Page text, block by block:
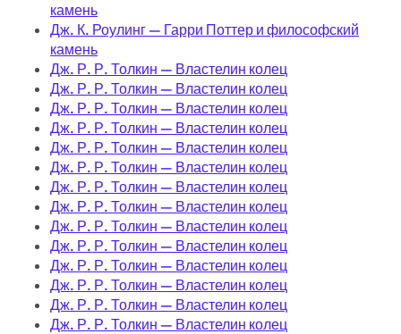
камень
Дж. К. Роулинг — Гарри Поттер и философский
камень
Дж. Р. Р. Толкин — Властелин колец
Дж. Р. Р. Толкин — Властелин колец
Дж. Р. Р. Толкин — Властелин колец
Дж. Р. Р. Толкин — Властелин колец
Дж. Р. Р. Толкин — Властелин колец
Дж. Р. Р. Толкин — Властелин колец
Дж. Р. Р. Толкин — Властелин колец
Дж. Р. Р. Толкин — Властелин колец
Дж. Р. Р. Толкин — Властелин колец
Дж. Р. Р. Толкин — Властелин колец
Дж. Р. Р. Толкин — Властелин колец
Дж. Р. Р. Толкин — Властелин колец
Дж. Р. Р. Толкин — Властелин колец
Дж. Р. Р. Толкин — Властелин колец